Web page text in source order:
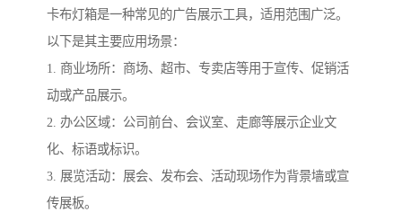
卡布灯箱是一种常见的广告展示工具，适用范围广泛。
以下是其主要应用场景：
1. 商业场所：商场、超市、专卖店等用于宣传、促销活
动或产品展示。
2. 办公区域：公司前台、会议室、走廊等展示企业文
化、标语或标识。
3. 展览活动：展会、发布会、活动现场作为背景墙或宣
传展板。